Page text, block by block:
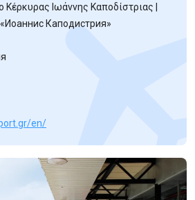
Κέρκυρας Ιωάννης Καποδίστριας |
Каподистрия»
en/